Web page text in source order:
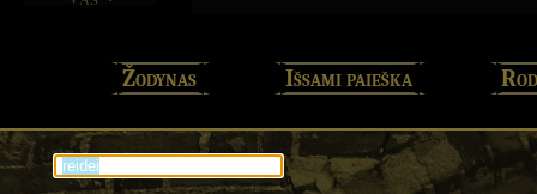
Žodynas Išsami paieška